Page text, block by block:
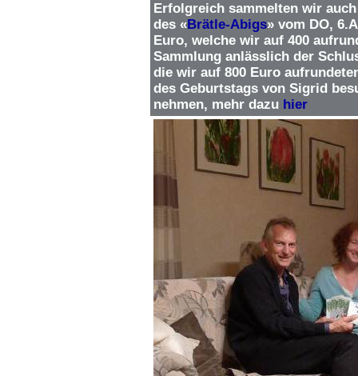
Erfolgreich sammelten wir
des «Brätle-Abigs» vom DO,
Euro, welche wir auf 400
Sammlung anlässlich der
die wir auf 800 Euro
des Geburtstags von Sigrid
nehmen, mehr dazu hier